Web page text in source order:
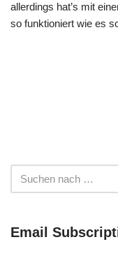
allerdings hat’s mit
so funktioniert wie es
Email